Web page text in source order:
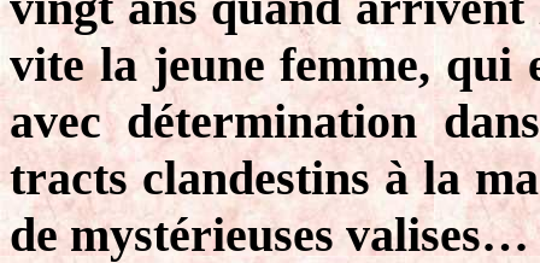
vite la jeune femme, qui
avec détermination
tracts clandestins à la
de mystérieuses valises…